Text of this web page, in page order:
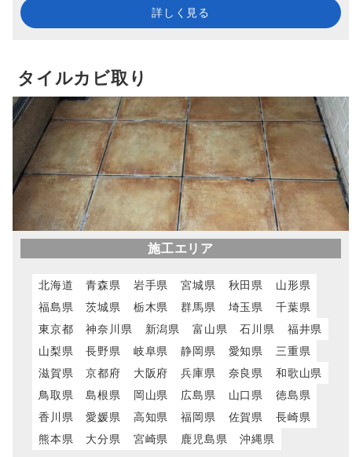
詳しく見る
タイルカビ取り
施工エリア
北海道 青森県 岩手県 宮城県 秋田県
山形県
福島県
茨城県 栃木県 群馬県 埼玉県
千葉県
東京都
神奈川県 新潟県 富山県 石川県
福井県
山梨県
長野県 岐阜県 静岡県 愛知県
三重県
滋賀県
京都府 大阪府 兵庫県 奈良県
和歌山県
鳥取県
島根県 岡山県 広島県 山口県
徳島県
香川県
愛媛県 高知県 福岡県 佐賀県
長崎県
熊本県
大分県 宮崎県 鹿児島県 沖縄県